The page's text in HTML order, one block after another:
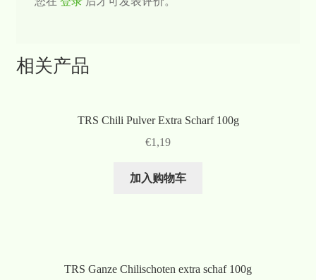
相关产品
TRS Chili Pulver Extra Scharf 100g
€1,19
加入购物车
TRS Ganze Chilischoten extra schaf 100g